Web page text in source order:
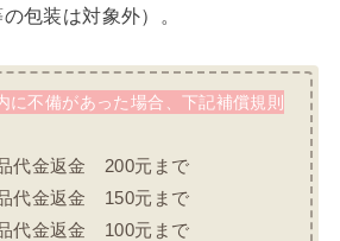
包装は対象外）。
に不備があった場合、下記補償規則
代金返金 200元まで
代金返金 150元まで
金返金 100元まで